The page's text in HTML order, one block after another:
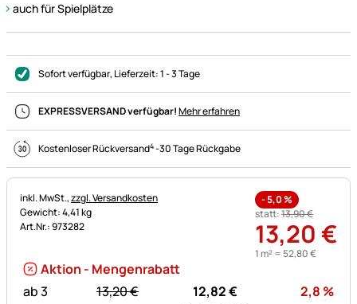
auch für Spielplätze
Sofort verfügbar, Lieferzeit:1 - 3 Tage
EXPRESSVERSAND verfügbar!Mehr erfahren
Kostenloser Rückversand4-30 Tage Rückgabe
Steuerhinweis:
inkl. MwSt.,zzgl. Versandkosten
Gewicht: 4,41 kg
Art.Nr.: 973282
-5,0%
statt:13,90€
13,20 €
1 m² = 52,80€
Aktion - Mengenrabatt
ab 3
statt:
13,20€ 12,82€ 2,8 %